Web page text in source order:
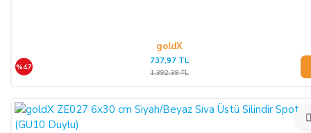
goldX
%47
737,97 TL
1.392,39 TL